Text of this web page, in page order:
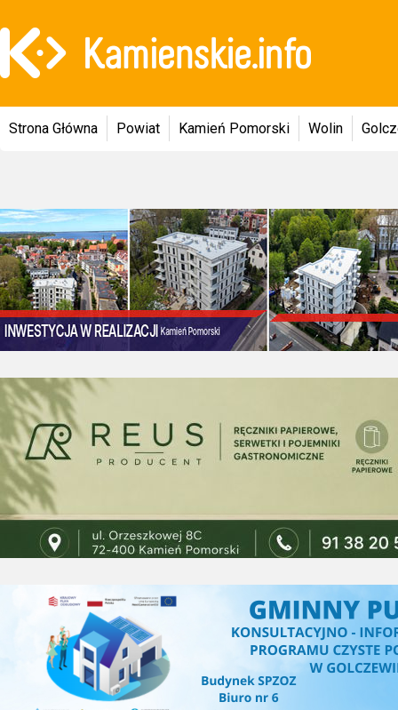
Strona Główna Powiat Kamień Pomorski Wolin